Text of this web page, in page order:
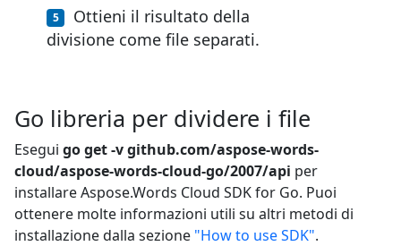
Ottieni il risultato della
divisione come file separati.
Go libreria per dividere i file
Esegui go get -v github.com/aspose-words-
cloud/aspose-words-cloud-go/2007/api per
installare Aspose.Words Cloud SDK for Go. Puoi
ottenere molte informazioni utili su altri metodi di
installazione dalla sezione "How to use SDK".